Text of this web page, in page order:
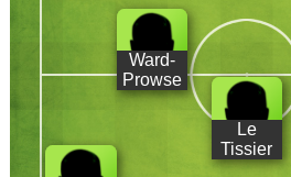
Ward-
Prowse
Le
Tissier